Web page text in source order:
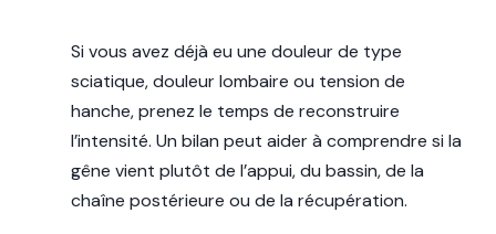
Si vous avez déjà eu une douleur de type
sciatique, douleur lombaire ou tension de
hanche, prenez le temps de reconstruire
l’intensité. Un bilan peut aider à comprendre si la
gêne vient plutôt de l’appui, du bassin, de la
chaîne postérieure ou de la récupération.